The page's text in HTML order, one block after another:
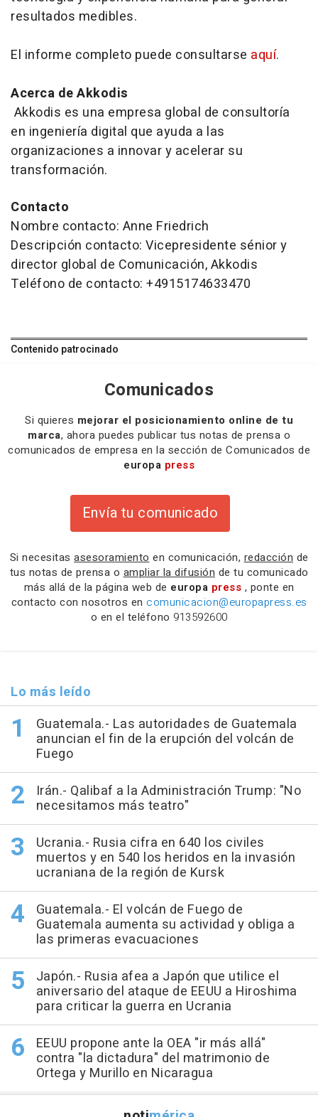
resultados medibles.
El informe completo puede consultarse aquí.
Acerca de Akkodis
Akkodis es una empresa global de consultoría
en ingeniería digital que ayuda a las
organizaciones a innovar y acelerar su
transformación.
Contacto
Nombre contacto: Anne Friedrich
Descripción contacto: Vicepresidente sénior y
director global de Comunicación, Akkodis
Teléfono de contacto: +4915174633470
Contenido patrocinado
Comunicados
Si quieres mejorar el posicionamiento online de tu
marca, ahora puedes publicar tus notas de prensa o
comunicados de empresa en la sección de Comunicados de
europa press
Envía tu comunicado
Si necesitas asesoramiento en comunicación, redacción de
tus notas de prensa o ampliar la difusión de tu comunicado
más allá de la página web de europa press , ponte en
contacto con nosotros en comunicacion@europapress.es
o en el teléfono 913592600
Lo más leído
Guatemala.- Las autoridades de Guatemala
anuncian el fin de la erupción del volcán de
Fuego
Irán.- Qalibaf a la Administración Trump: "No
necesitamos más teatro"
Ucrania.- Rusia cifra en 640 los civiles
muertos y en 540 los heridos en la invasión
ucraniana de la región de Kursk
Guatemala.- El volcán de Fuego de
Guatemala aumenta su actividad y obliga a
las primeras evacuaciones
Japón.- Rusia afea a Japón que utilice el
aniversario del ataque de EEUU a Hiroshima
para criticar la guerra en Ucrania
EEUU propone ante la OEA "ir más allá"
contra "la dictadura" del matrimonio de
Ortega y Murillo en Nicaragua